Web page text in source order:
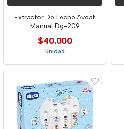
Extractor De Leche Aveat
Manual Dg-209
$40.000
Unidad